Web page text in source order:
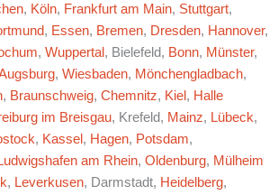
, Köln, Frankfurt am Main, Stuttgart,
, Essen, Bremen, Dresden, Hannover,
, Wuppertal , Bielefeld, Bonn, Münster,
, Wiesbaden, Mönchengladbach,
, Braunschweig, Chemnitz, Kiel , Halle
im Breisgau, Krefeld, Mainz, Lübeck,
, Kassel , Hagen, Potsdam,
Ludwigshafen am Rhein, Oldenburg, Mülheim
, Leverkusen, Darmstadt, Heidelberg,